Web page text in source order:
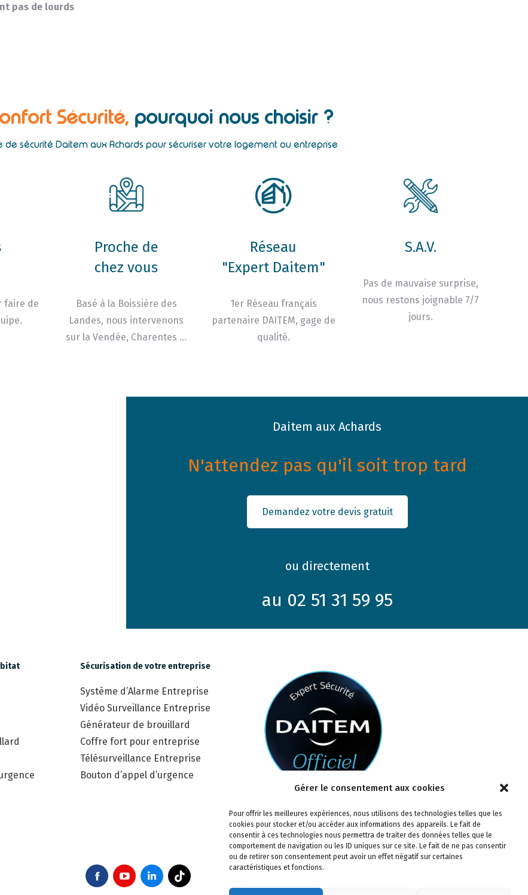
Gérer le consentement aux cookies
Pour offrir les meilleures expériences, nous utilisons des technologies telles que les
cookies pour stocker et/ou accéder aux informations des appareils. Le fait de
consentir à ces technologies nous permettra de traiter des données telles que le
comportement de navigation ou les ID uniques sur ce site. Le fait de ne pas consentir
ou de retirer son consentement peut avoir un effet négatif sur certaines
caractéristiques et fonctions.
pas de lourds
Sécurité, pourquoi nous choisir ?
de sécurité Daitem aux Achards pour sécuriser votre logement ou entreprise
faire de
Proche de
chez vous
Basé à la Boissière des
Landes, nous intervenons
sur la Vendée, Charentes …
Réseau
"Expert Daitem"
1er Réseau français
partenaire DAITEM, gage de
qualité.
S.A.V.
Pas de mauvaise surprise,
nous restons joignable 7/7
jours.
Daitem aux Achards
N'attendez pas qu'il soit trop tard
Demandez votre devis gratuit
ou directement
au 02 51 31 59 95
Sécurisation de votre entreprise
Système d’Alarme Entreprise
Vidéo Surveillance Entreprise
Générateur de brouillard
Coffre fort pour entreprise
Télésurveillance Entreprise
Bouton d’appel d’urgence